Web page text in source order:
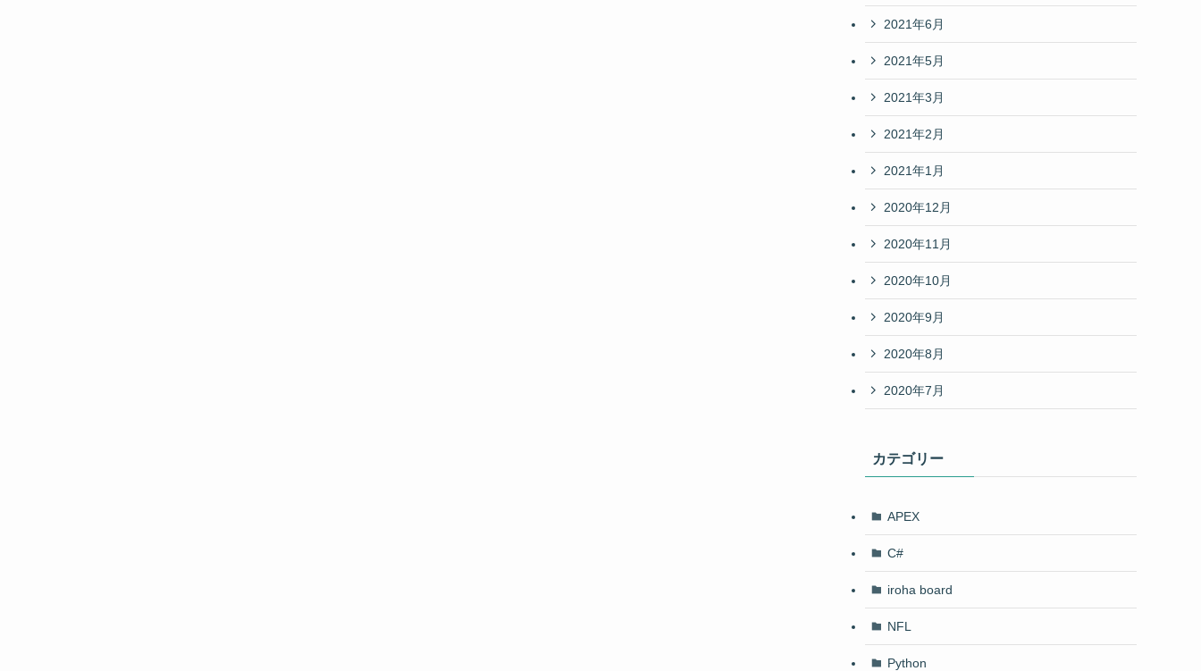
2021年6月
2021年5月
2021年3月
2021年2月
2021年1月
2020年12月
2020年11月
2020年10月
2020年9月
2020年8月
2020年7月
カテゴリー
APEX
C#
iroha board
NFL
Python